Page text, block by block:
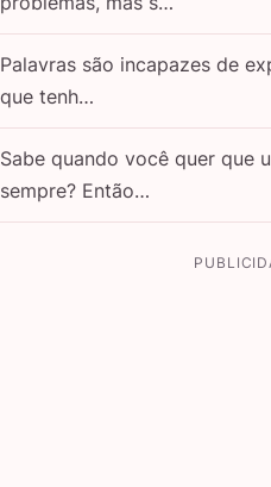
Palavras são incapazes de
que tenh…
Sabe quando você quer que
sempre? Então…